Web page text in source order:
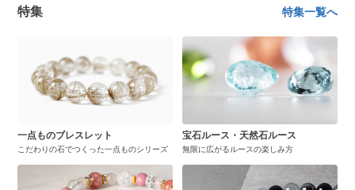
特集 特集一覧へ
一点ものブレスレット
こだわりの石でつくった一点ものシリーズ
宝石ルース・天然石ルース
無限に広がるルースの楽しみ方